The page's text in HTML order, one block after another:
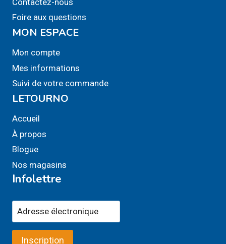
Foire aux questions
MON ESPACE
Mon compte
Mes informations
Suivi de votre commande
LETOURNO
Accueil
À propos
Blogue
Nos magasins
Infolettre
Inscription